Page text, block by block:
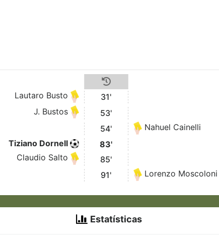
Lautaro Busto
31'
J. Bustos
53'
54'
Nahuel Cainelli
Tiziano Dornell
83'
Claudio Salto
85'
91'
Lorenzo Moscoloni
Estatísticas